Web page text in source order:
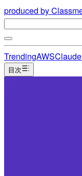
produced by
TrendingAWSClaude
目次